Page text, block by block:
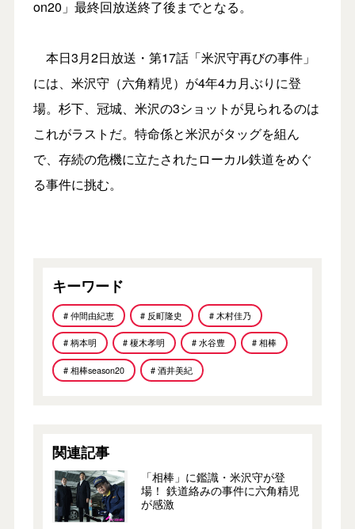
on20」最終回放送終了後までとなる。
本日3月2日放送・第17話「米沢守再びの事件」
には、米沢守（六角精児）が4年4カ月ぶりに登
場。杉下、冠城、米沢の3ショットが見られるのは
これがラストだ。特命係と米沢がタッグを組ん
で、存続の危機に立たされたローカル鉄道をめぐ
る事件に挑む。
キーワード
# 仲間由紀恵 # 反町隆史 # 木村佳乃
# 柄本明 # 榎木孝明 # 水谷豊 # 相棒
# 相棒season20 # 酒井美紀
関連記事
「相棒」に鑑識・米沢守が登
場！ 鉄道絡みの事件に六角精児
が感激